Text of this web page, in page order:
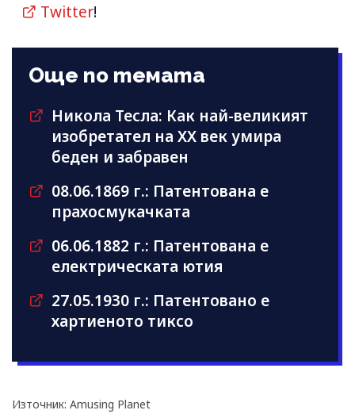
Twitter!
Още по темата
Никола Тесла: Как най-великият
изобретател на XX век умира
беден и забравен
08.06.1869 г.: Патентована е
прахосмукачката
06.06.1882 г.: Патентована е
електрическата ютия
27.05.1930 г.: Патентовано е
хартиеното тиксо
Източник: Amusing Planet